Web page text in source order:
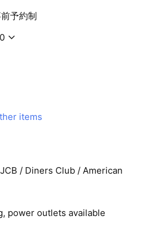
予約制
items
/ Diners Club / American
power outlets available